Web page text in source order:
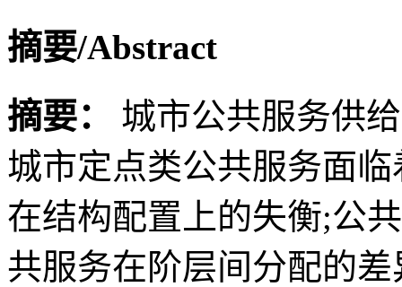
摘要/Abstract
摘要： 城市公共服务供
城市定点类公共服务面
在结构配置上的失衡;公
共服务在阶层间分配的